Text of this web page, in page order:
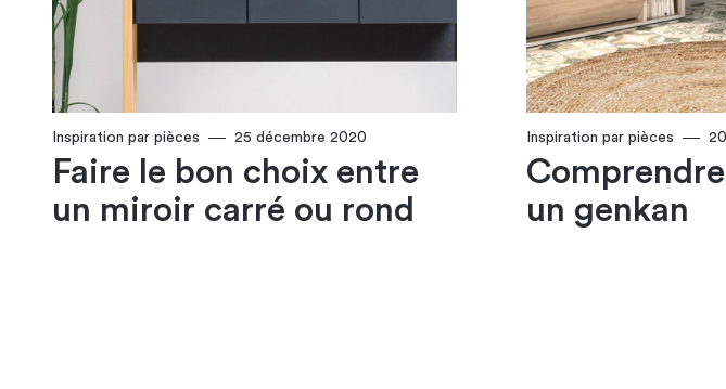
Inspiration par pièces 25 décembre 2020
Faire le bon choix entre
un miroir carré ou rond
Inspiration par pièces
un genkan